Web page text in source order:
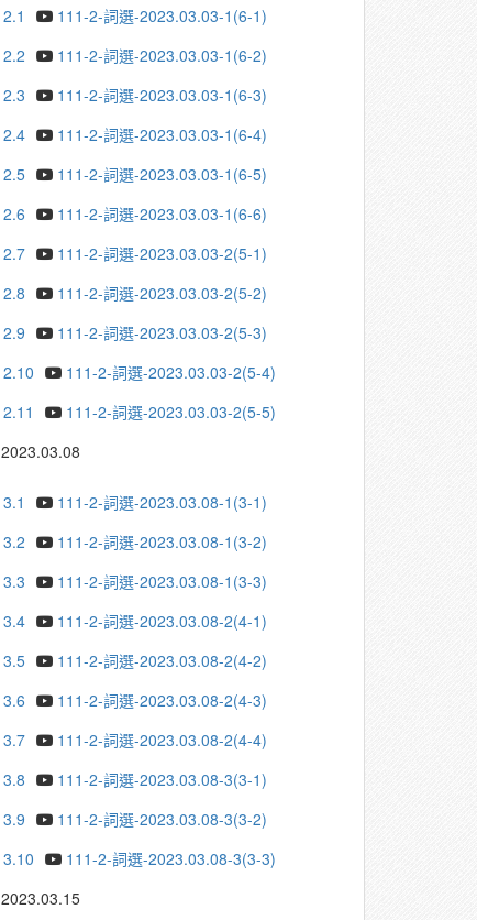
2.1
111-2-詞選-2023.03.03-1(6-1)
2.2
111-2-詞選-2023.03.03-1(6-2)
2.3
111-2-詞選-2023.03.03-1(6-3)
2.4
111-2-詞選-2023.03.03-1(6-4)
2.5
111-2-詞選-2023.03.03-1(6-5)
2.6
111-2-詞選-2023.03.03-1(6-6)
2.7
111-2-詞選-2023.03.03-2(5-1)
2.8
111-2-詞選-2023.03.03-2(5-2)
2.9
111-2-詞選-2023.03.03-2(5-3)
2.10
111-2-詞選-2023.03.03-2(5-4)
2.11
111-2-詞選-2023.03.03-2(5-5)
2023.03.08
3.1
111-2-詞選-2023.03.08-1(3-1)
3.2
111-2-詞選-2023.03.08-1(3-2)
3.3
111-2-詞選-2023.03.08-1(3-3)
3.4
111-2-詞選-2023.03.08-2(4-1)
3.5
111-2-詞選-2023.03.08-2(4-2)
3.6
111-2-詞選-2023.03.08-2(4-3)
3.7
111-2-詞選-2023.03.08-2(4-4)
3.8
111-2-詞選-2023.03.08-3(3-1)
3.9
111-2-詞選-2023.03.08-3(3-2)
3.10
111-2-詞選-2023.03.08-3(3-3)
2023.03.15